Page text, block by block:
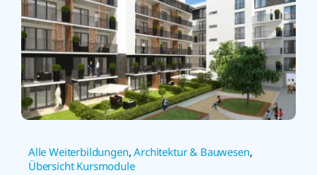
Alle Weiterbildungen,Architektur & Bauwesen,
Übersicht Kursmodule